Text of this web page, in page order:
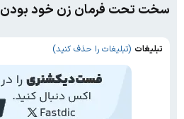
سخت تحت فرمان زن خود بودن
تبلیغات (تبلیغات را حذف کنید)